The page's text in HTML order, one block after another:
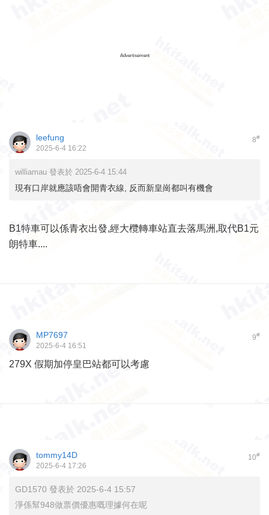
Advertisement
8#
leefung
2025-6-4 16:22
williamau 發表於 2025-6-4 15:44
現有口岸就應該唔會開青衣線, 反而新皇崗都叫有機會
B1特車可以係青衣出發,經大欖轉車站直去落馬洲,取代B1元
朗特車....
9#
MP7697
2025-6-4 16:51
279X 假期加停皇巴站都可以考慮
10#
tommy14D
2025-6-4 17:26
GD1570 發表於 2025-6-4 15:57
淨係幫948做票價優惠嘅理據何在呢